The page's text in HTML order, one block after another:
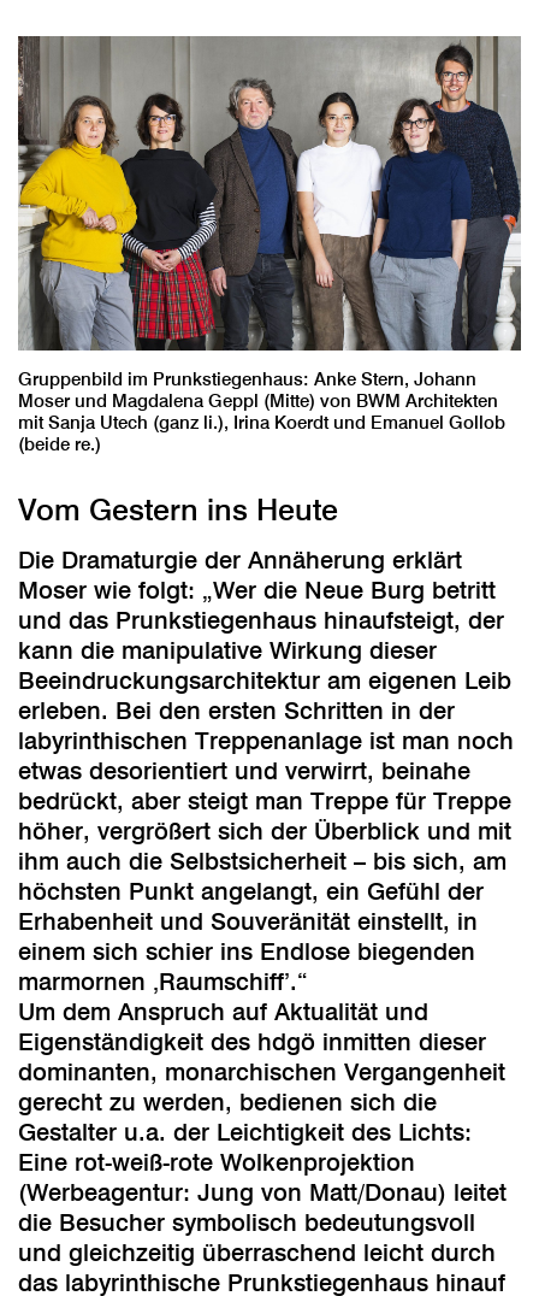
Gruppenbild im Prunkstiegenhaus: Anke Stern, Johann
Moser und Magdalena Geppl (Mitte) von BWM Architekten
mit Sanja Utech (ganz li.), Irina Koerdt und Emanuel Gollob
(beide re.)
Vom Gestern ins Heute
Die Dramaturgie der Annäherung erklärt
Moser wie folgt: „Wer die Neue Burg betritt
und das Prunkstiegenhaus hinaufsteigt, der
kann die manipulative Wirkung dieser
Beeindruckungsarchitektur am eigenen Leib
erleben. Bei den ersten Schritten in der
labyrinthischen Treppenanlage ist man noch
etwas desorientiert und verwirrt, beinahe
bedrückt, aber steigt man Treppe für Treppe
höher, vergrößert sich der Überblick und mit
ihm auch die Selbstsicherheit – bis sich, am
höchsten Punkt angelangt, ein Gefühl der
Erhabenheit und Souveränität einstellt, in
einem sich schier ins Endlose biegenden
marmornen ‚Raumschiff’.“
Um dem Anspruch auf Aktualität und
Eigenständigkeit des hdgö inmitten dieser
dominanten, monarchischen Vergangenheit
gerecht zu werden, bedienen sich die
Gestalter u.a. der Leichtigkeit des Lichts:
Eine rot-weiß-rote Wolkenprojektion
(Werbeagentur: Jung von Matt/Donau) leitet
die Besucher symbolisch bedeutungsvoll
und gleichzeitig überraschend leicht durch
das labyrinthische Prunkstiegenhaus hinauf